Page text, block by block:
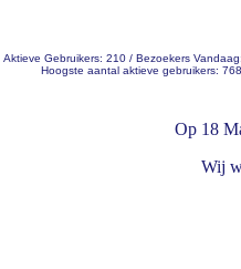
Aktieve Gebruikers: 210 / Bezoekers
Hoogste aantal aktieve gebruikers: 768
Op 18
Wij